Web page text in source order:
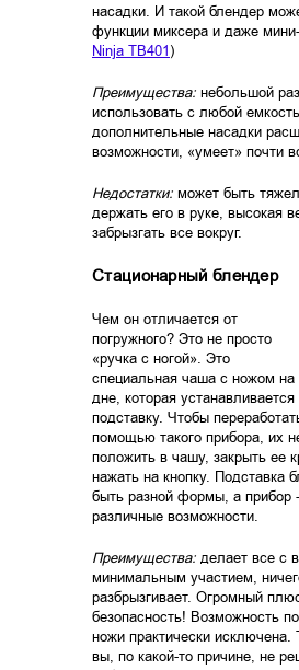
насадки. И такой блендер
функции миксера и даже
Ninja TB401)
Преимущества: небольшой
использовать с любой
дополнительные насадки
возможности, «умеет» почти
Недостатки: может быть
держать его в руке, высокая
забрызгать все вокруг.
Стационарный блендер
Чем он отличается от
погружного? Это не просто
«ручка с ногой». Это
специальная чаша с ножом на
дне, которая устанавливается
подставку. Чтобы
помощью такого прибора, их
положить в чашу, закрыть ее
нажать на кнопку. Подставка
быть разной формы, а прибор
различные возможности.
Преимущества: делает все с
минимальным участием,
разбрызгивает. Огромный
безопасность! Возможность
ножи практически исключена.
вы, по какой-то причине, не